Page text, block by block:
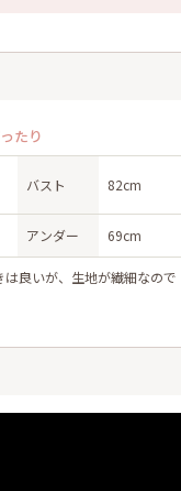
たり
バスト 82cm
アンダー 69cm
良いが、生地が繊細なので